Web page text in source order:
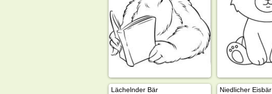
Lächelnder Bär Niedlicher Eisbär